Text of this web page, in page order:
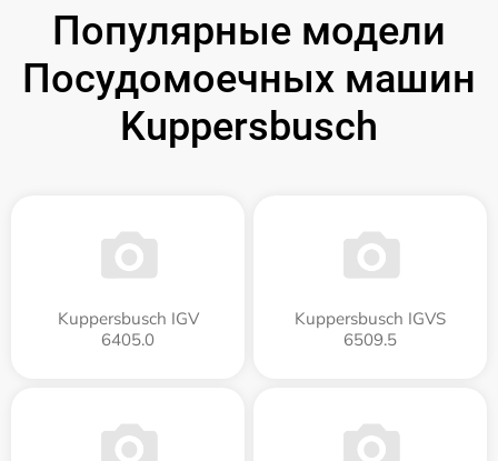
Популярные модели
Посудомоечных машин
Kuppersbusch
Kuppersbusch IGV
6405.0
Kuppersbusch IGVS
6509.5